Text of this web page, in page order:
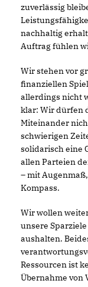
zuverlässig
nachhaltig
Auftrag fühlen
Wir stehen vor
finanziellen
allerdings nicht
klar: Wir dürfen
Miteinander
schwierigen
solidarisch eine
allen Parteien
– mit
Kompass.
Wir wollen
unsere
aushalten.
Ressourcen ist
Übernahme von